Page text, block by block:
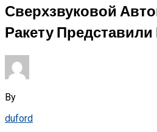
Сверхзвуковой
Ракету
By
duford